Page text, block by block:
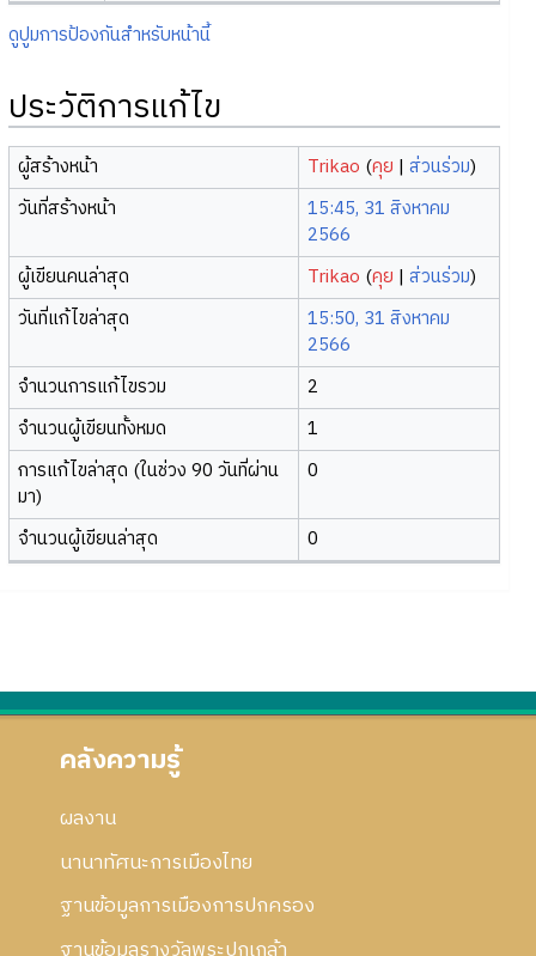
ดูปูมการป้องกันสำหรับหน้านี้
ประวัติการแก้ไข
ผู้สร้างหน้า Trikao (คุย |ส่วนร่วม)
วันที่สร้างหน้า
15:45, 31 สิงหาคม
2566
ผู้เขียนคนล่าสุด
Trikao (คุย |ส่วนร่วม)
วันที่แก้ไขล่าสุด
15:50, 31 สิงหาคม
2566
จำนวนการแก้ไขรวม
2
จำนวนผู้เขียนทั้งหมด
1
การแก้ไขล่าสุด (ในช่วง 90 วันที่ผ่าน
มา)
0
จำนวนผู้เขียนล่าสุด 0
คลังความรู้
ผลงาน
นานาทัศนะการเมืองไทย
ฐานข้อมูลการเมืองการปกครอง